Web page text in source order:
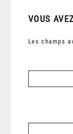
VOUS
Les champs